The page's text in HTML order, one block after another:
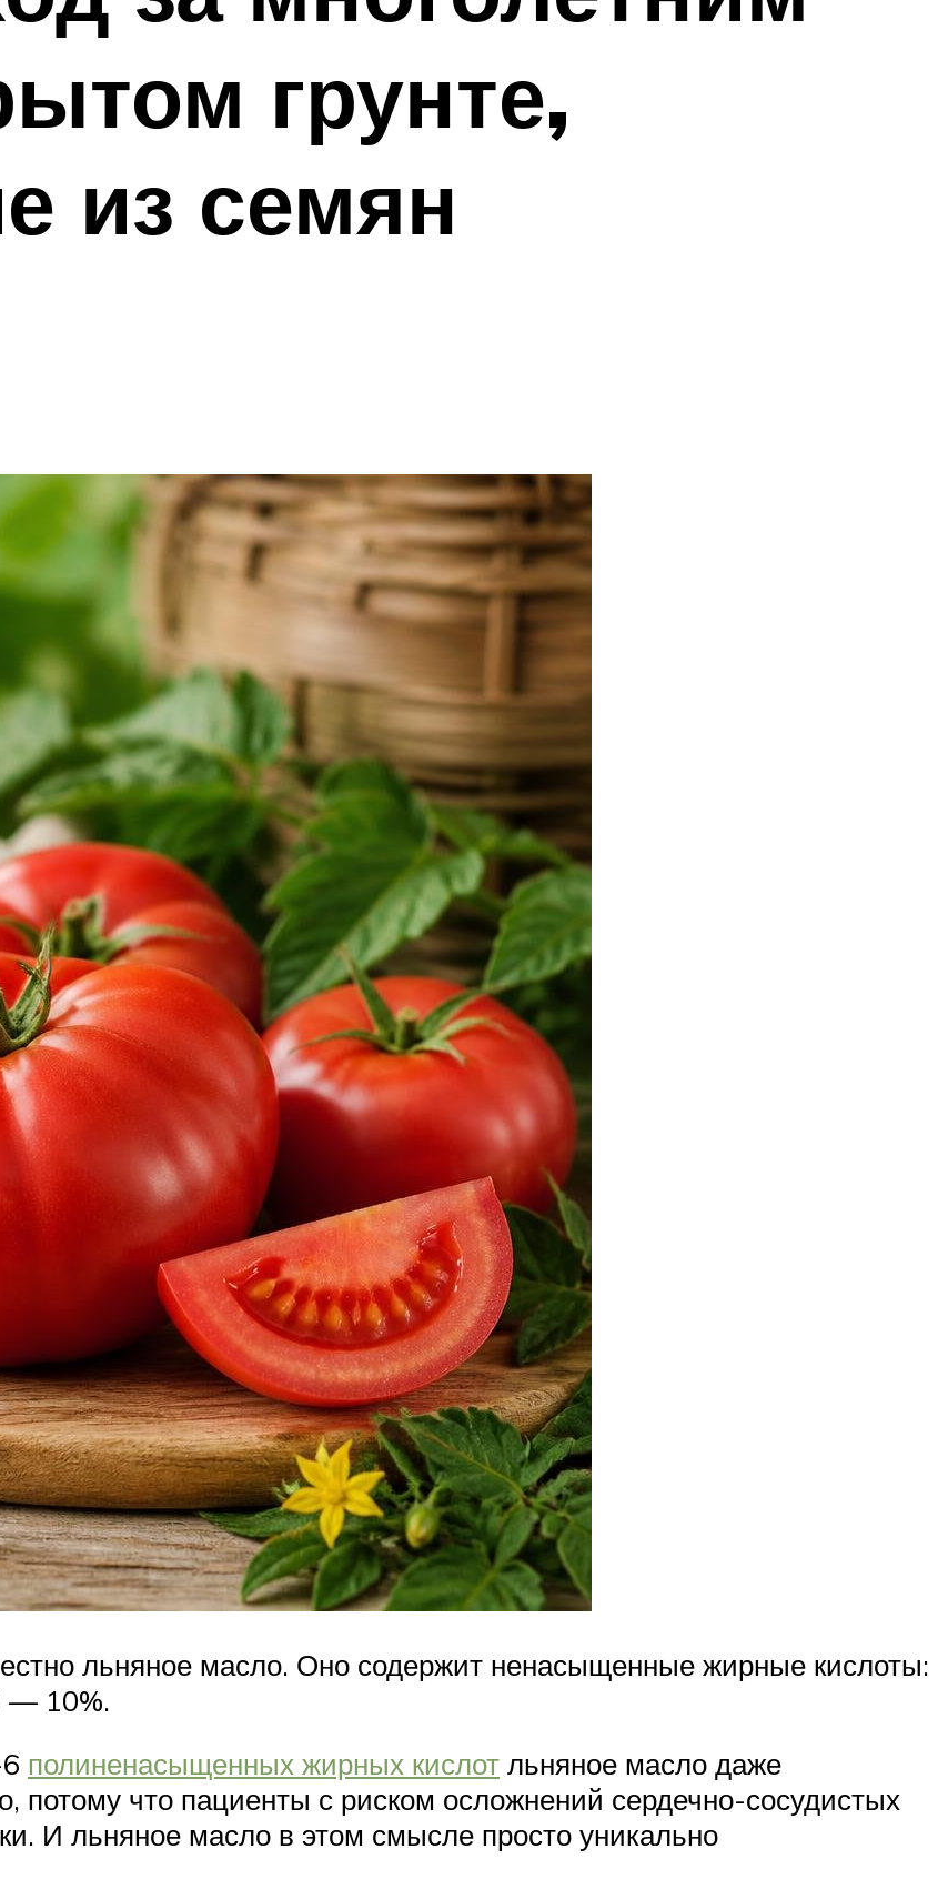
грунте,
из семян
льняное масло. Оно содержит ненасыщенные жирные кислоты:
— 10%.
полиненасыщенных жирных кислот льняное масло даже
потому что пациенты с риском осложнений сердечно-сосудистых
И льняное масло в этом смысле просто уникально